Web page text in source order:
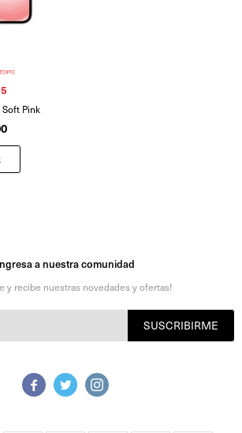
Pink
  
a nuestra comunidad
y recibe nuestras novedades y ofertas!
SUSCRIBIRME